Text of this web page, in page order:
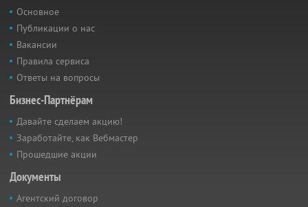
Основное
Публикации о нас
Вакансии
Правила сервиса
Ответы на вопросы
Бизнес-Партнёрам
Давайте сделаем акцию!
Заработайте, как Вебмастер
Прошедшие акции
Документы
Агентский договор